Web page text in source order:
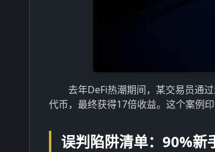
去年DeFi热潮期间，某交易员通
代币，最终获得17倍收益。这个案例
误判陷阱清单：90%新